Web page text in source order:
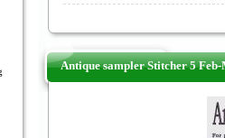
Antique sampler Stitcher 5